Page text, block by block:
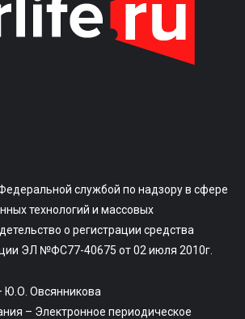
службой по надзору в сфере
технологий и массовых
о регистрации средства
ЭЛ №ФС77-40675 от 02 июля 2010г.
Ю.О. Овсянникова
– Электронное периодическое